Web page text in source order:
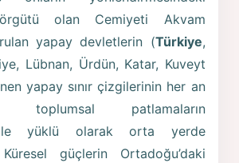
örgütü olan Cemiyeti Akvam
yapay devletlerin (Türkiye,
Lübnan, Ürdün, Katar, Kuveyt
yapay sınır çizgilerinin her an
toplumsal patlamaların
yüklü olarak orta yerde
güçlerin Ortadoğu’daki